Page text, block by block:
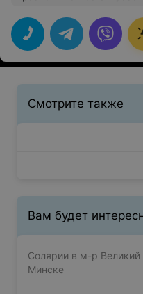
Смотрите также
Вам будет
Солярии в м-р Великий
Минске